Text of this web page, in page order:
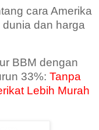
cara Amerika
dan harga
BBM dengan
33%: Tanpa
Lebih Murah